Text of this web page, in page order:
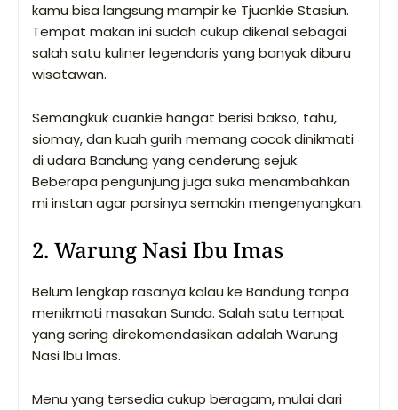
kamu bisa langsung mampir ke Tjuankie Stasiun.
Tempat makan ini sudah cukup dikenal sebagai
salah satu kuliner legendaris yang banyak diburu
wisatawan.
Semangkuk cuankie hangat berisi bakso, tahu,
siomay, dan kuah gurih memang cocok dinikmati
di udara Bandung yang cenderung sejuk.
Beberapa pengunjung juga suka menambahkan
mi instan agar porsinya semakin mengenyangkan.
2. Warung Nasi Ibu Imas
Belum lengkap rasanya kalau ke Bandung tanpa
menikmati masakan Sunda. Salah satu tempat
yang sering direkomendasikan adalah Warung
Nasi Ibu Imas.
Menu yang tersedia cukup beragam, mulai dari